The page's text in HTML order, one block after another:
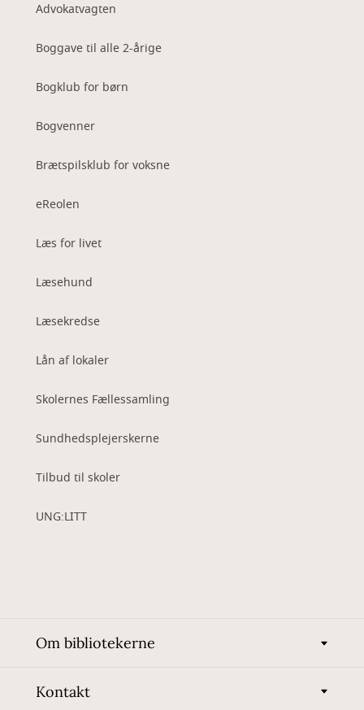
Advokatvagten
Boggave til alle 2-årige
Bogklub for børn
Bogvenner
Brætspilsklub for voksne
eReolen
Læs for livet
Læsehund
Læsekredse
Lån af lokaler
Skolernes Fællessamling
Sundhedsplejerskerne
Tilbud til skoler
UNG:LITT
Om bibliotekerne
Kontakt